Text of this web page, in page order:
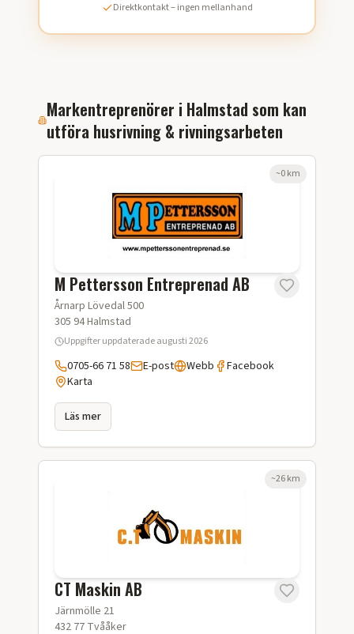
Direktkontakt – ingen mellanhand
Markentreprenörer i Halmstad som kan
utföra husrivning & rivningsarbeten
M Pettersson Entreprenad AB
Årnarp Lövedal 500
305 94Halmstad
Uppgifter uppdateradeaugusti 2026
0705-66 71 58 E-post Webb
Facebook
Karta
Läs mer
~0km
CT Maskin AB
Järnmölle 21
432 77 Tvååker
~26km